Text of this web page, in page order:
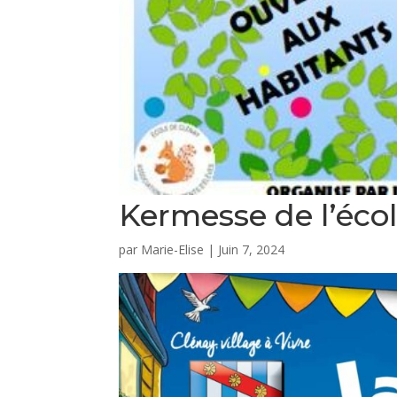
Kermesse de
par Marie-Elise | Juin 7, 2024